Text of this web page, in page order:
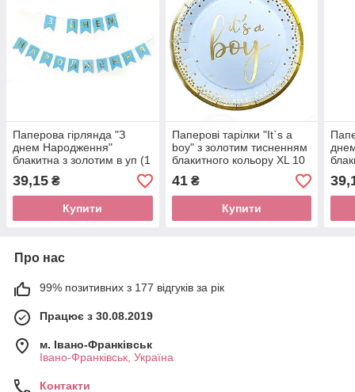
Паперова гірлянда "З
днем Народження"
блакитна з золотим в уп (1
шт)
39,15 ₴
Купити
Паперові тарілки "It`s a
boy" з золотим тисненням
блакитного кольору XL 10
шт. (23 см)
41₴
Купити
шт)
Про нас
99% позитивних з 177 відгуків за рік
Працює з 30.08.2019
м. Івано-Франківськ
Івано-Франківськ, Україна
Контакти